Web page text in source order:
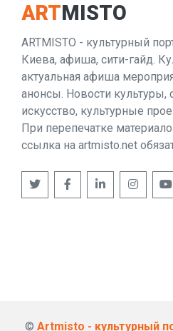
ARTMISTO
ARTMISTO - культурный
Киева, афиша, сити-гайд.
актуальная афиша
анонсы. Новости культуры,
искусство, культурные
При перепечатке
ссылка на artmisto.net
© Artmisto - культурный